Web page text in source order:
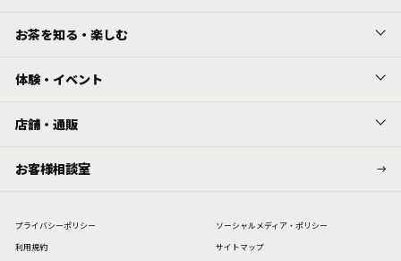
お茶を知る・楽しむ
体験・イベント
店舗・通販
お客様相談室
プライバシーポリシー
ソーシャルメディア・ポリシー
利⽤規約
サイトマップ